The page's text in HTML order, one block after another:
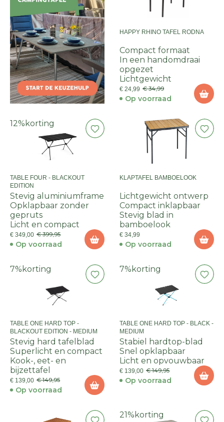
HAPPY RHINO TAFEL RODNA
Compact formaat
In een handomdraai
opgezet
Lichtgewicht
€ 24,99 € 34,99
Op voorraad
12% korting
TABLE FOUR - BLACKOUT
EDITION
Stevig aluminiumframe
Opklapbaar zonder
gepruts
Licht en compact
€ 349,00 € 399,95
Op voorraad
KLAPTAFEL BAMBOELOOK
Lichtgewicht ontwerp
Compact inklapbaar
Stevig blad in
bamboelook
€ 34,99
Op voorraad
7% korting
TABLE ONE HARD TOP -
BLACKOUT EDITION - MEDIUM
Stevig hard tafelblad
Superlicht en compact
Kook-, eet- en
bijzettafel
€ 139,00 € 149,95
Op voorraad
7% korting
TABLE ONE HARD TOP - BLACK -
MEDIUM
Stabiel hardtop-blad
Snel opklapbaar
Licht en opvouwbaar
€ 139,00 € 149,95
Op voorraad
21% korting